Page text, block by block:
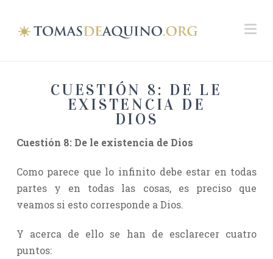
CUESTIÓN 8: DE LE
EXISTENCIA DE
DIOS
Cuestión 8: De le existencia de Dios
Como parece que lo infinito debe estar en todas
partes y en todas las cosas, es preciso que
veamos si esto corresponde a Dios.
Y acerca de ello se han de esclarecer cuatro
puntos: